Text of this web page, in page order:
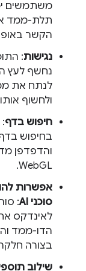
משתמשים
תלת-ממד
הקשר
נגישות:
נחשף לעץ
ולחשוף
חיפוש בדף
בחיפוש
והדפדפן
WebGL.
אפשרות
סוכני AI
לאינדקס
הדו-ממד
בצורה
שילוב